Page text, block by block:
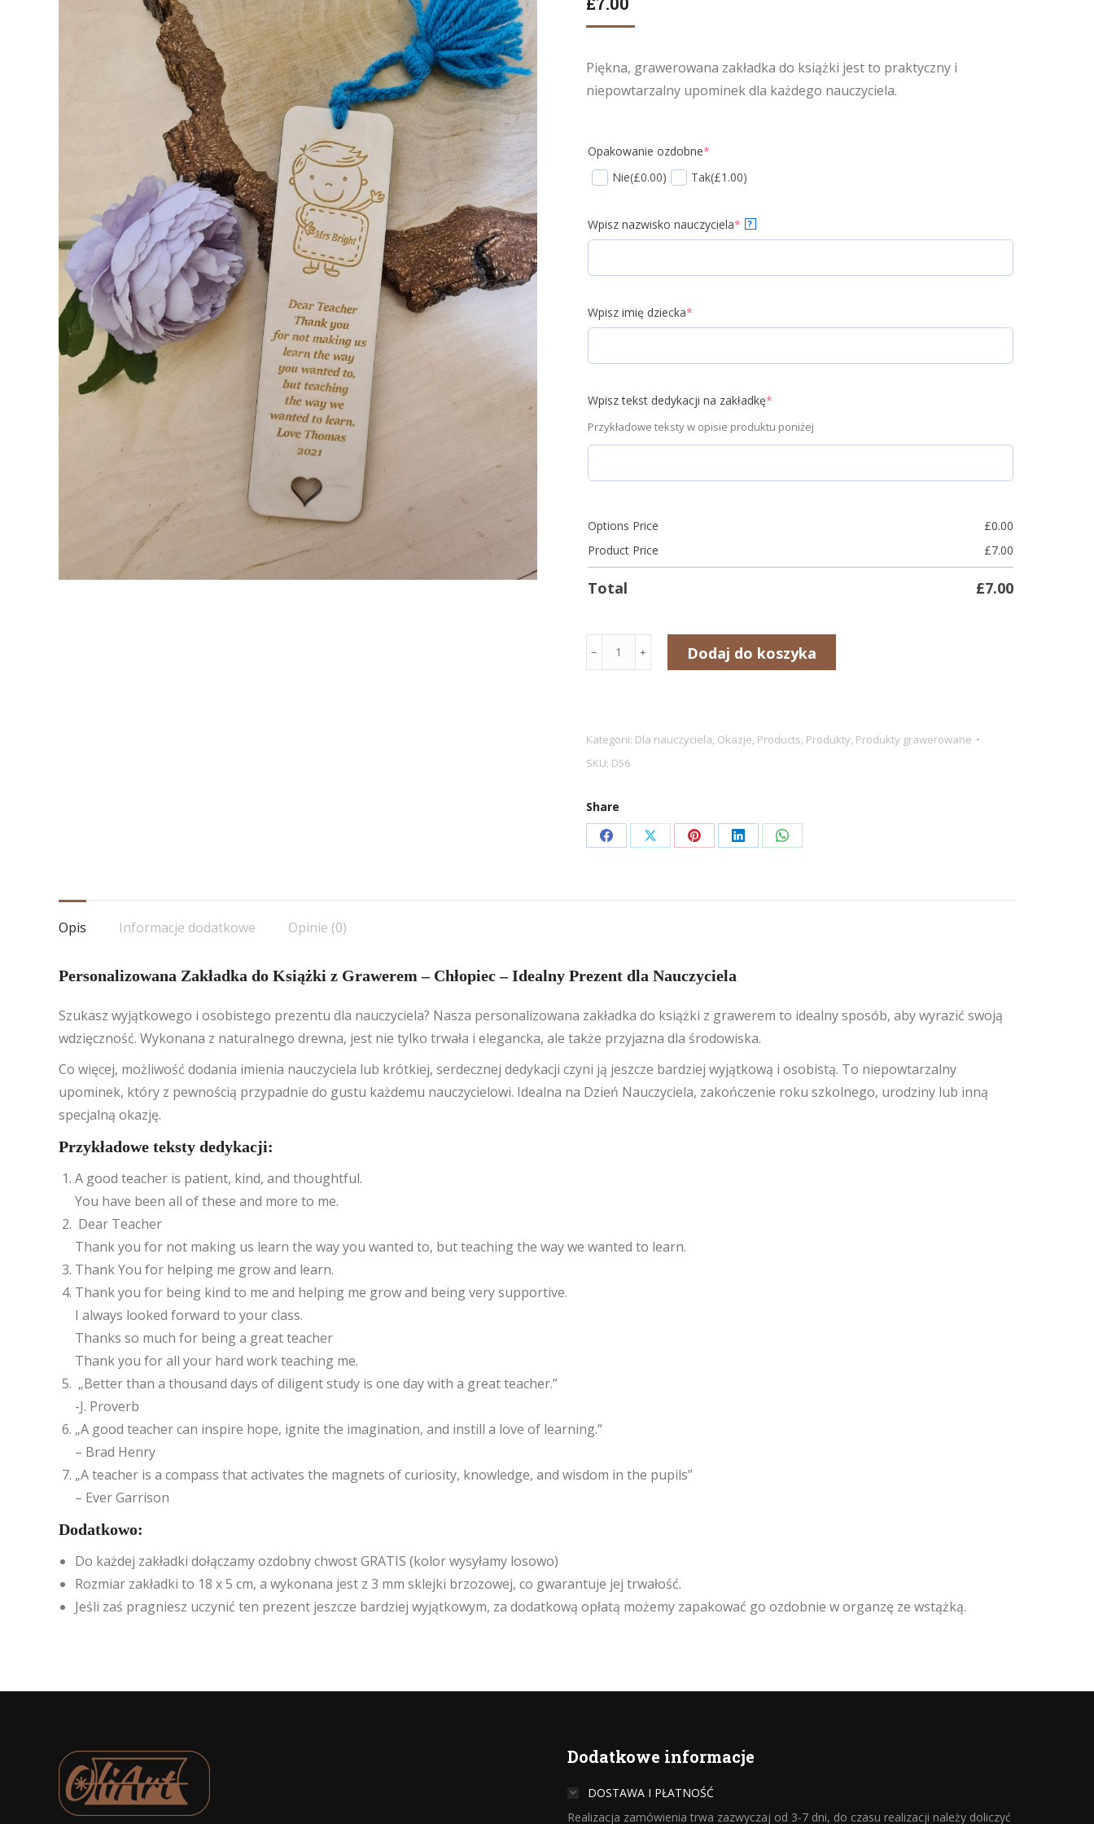
Piękna, grawerowana zakładka do książki jest to praktyczny i
niepowtarzalny upominek dla każdego nauczyciela.
Opakowanie ozdobne*
Nie(£0.00) Tak(£1.00)
Wpisz nazwisko nauczyciela* ?
Wpisz imię dziecka*
Wpisz tekst dedykacji na zakładkę*
Przykładowe teksty w opisie produktu poniżej
Options Price £0.00
Product Price
£7.00
Total £7.00
Zakładka
z
grawerem
nauczyciela
Chłopiec
﹣ ﹢ Dodaj do koszyka
Kategorii: Dla nauczyciela, Okazje, Products, Produkty, Produkty grawerowane
SKU: D56
Share
Share
Facebook
Share
X
Share
Pinterest
Share
LinkedIn
Share
WhatsApp
Opis
Informacje dodatkowe Opinie (0)
Personalizowana Zakładka do Książki z Grawerem – Chłopiec – Idealny Prezent dla Nauczyciela
Szukasz wyjątkowego i osobistego prezentu dla nauczyciela? Nasza personalizowana zakładka do książki z grawerem to idealny sposób, aby wyrazić swoją
wdzięczność. Wykonana z naturalnego drewna, jest nie tylko trwała i elegancka, ale także przyjazna dla środowiska.
Co więcej, możliwość dodania imienia nauczyciela lub krótkiej, serdecznej dedykacji czyni ją jeszcze bardziej wyjątkową i osobistą. To niepowtarzalny
upominek, który z pewnością przypadnie do gustu każdemu nauczycielowi. Idealna na Dzień Nauczyciela, zakończenie roku szkolnego, urodziny lub inną
specjalną okazję.
Przykładowe teksty dedykacji:
A good teacher is patient, kind, and thoughtful.
You have been all of these and more to me.
Dear Teacher
Thank you for not making us learn the way you wanted to, but teaching the way we wanted to learn.
Thank You for helping me grow and learn.
Thank you for being kind to me and helping me grow and being very supportive.
I always looked forward to your class.
Thanks so much for being a great teacher
Thank you for all your hard work teaching me.
„Better than a thousand days of diligent study is one day with a great teacher.”
-J. Proverb
„A good teacher can inspire hope, ignite the imagination, and instill a love of learning.”
– Brad Henry
„A teacher is a compass that activates the magnets of curiosity, knowledge, and wisdom in the pupils”
– Ever Garrison
Dodatkowo:
Do każdej zakładki dołączamy ozdobny chwost GRATIS (kolor wysyłamy losowo)
Rozmiar zakładki to 18 x 5 cm, a wykonana jest z 3 mm sklejki brzozowej, co gwarantuje jej trwałość.
Jeśli zaś pragniesz uczynić ten prezent jeszcze bardziej wyjątkowym, za dodatkową opłatą możemy zapakować go ozdobnie w organzę ze wstążką.
Dodatkowe informacje
DOSTAWA I PŁATNOŚĆ
Realizacja zamówienia trwa zazwyczaj od 3-7 dni, do czasu realizacji należy doliczyć